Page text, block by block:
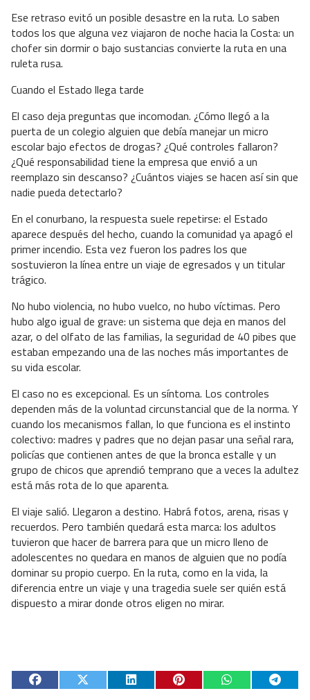
Ese retraso evitó un posible desastre en la ruta. Lo saben
todos los que alguna vez viajaron de noche hacia la Costa: un
chofer sin dormir o bajo sustancias convierte la ruta en una
ruleta rusa.
Cuando el Estado llega tarde
El caso deja preguntas que incomodan. ¿Cómo llegó a la
puerta de un colegio alguien que debía manejar un micro
escolar bajo efectos de drogas? ¿Qué controles fallaron?
¿Qué responsabilidad tiene la empresa que envió a un
reemplazo sin descanso? ¿Cuántos viajes se hacen así sin que
nadie pueda detectarlo?
En el conurbano, la respuesta suele repetirse: el Estado
aparece después del hecho, cuando la comunidad ya apagó el
primer incendio. Esta vez fueron los padres los que
sostuvieron la línea entre un viaje de egresados y un titular
trágico.
No hubo violencia, no hubo vuelco, no hubo víctimas. Pero
hubo algo igual de grave: un sistema que deja en manos del
azar, o del olfato de las familias, la seguridad de 40 pibes que
estaban empezando una de las noches más importantes de
su vida escolar.
El caso no es excepcional. Es un síntoma. Los controles
dependen más de la voluntad circunstancial que de la norma. Y
cuando los mecanismos fallan, lo que funciona es el instinto
colectivo: madres y padres que no dejan pasar una señal rara,
policías que contienen antes de que la bronca estalle y un
grupo de chicos que aprendió temprano que a veces la adultez
está más rota de lo que aparenta.
El viaje salió. Llegaron a destino. Habrá fotos, arena, risas y
recuerdos. Pero también quedará esta marca: los adultos
tuvieron que hacer de barrera para que un micro lleno de
adolescentes no quedara en manos de alguien que no podía
dominar su propio cuerpo. En la ruta, como en la vida, la
diferencia entre un viaje y una tragedia suele ser quién está
dispuesto a mirar donde otros eligen no mirar.